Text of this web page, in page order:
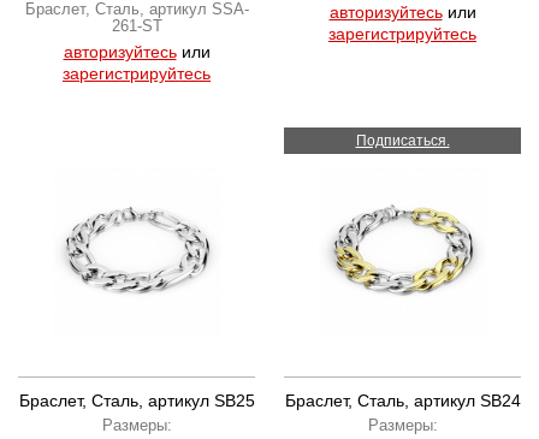
Браслет, Сталь, артикул SSA-
261-ST
авторизуйтесьили
зарегистрируйтесь
авторизуйтесьили
зарегистрируйтесь
Браслет, Сталь, артикул SB25
Размеры:
Подписаться.
Браслет, Сталь, артикул SB24
Размеры: